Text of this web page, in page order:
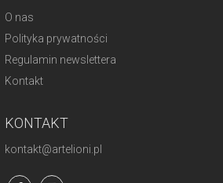
O nas
Polityka prywatności
Regulamin newslettera
Kontakt
KONTAKT
kontakt@artelioni.pl